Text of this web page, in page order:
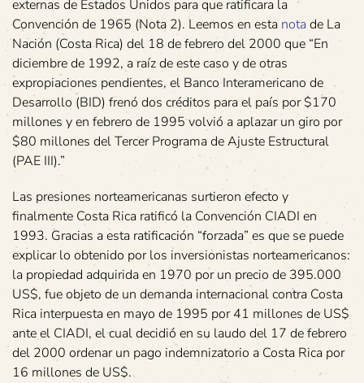
externas de Estados Unidos para que ratificara la
Convención de 1965 (Nota 2). Leemos en esta nota de La
Nación (Costa Rica) del 18 de febrero del 2000 que “En
diciembre de 1992, a raíz de este caso y de otras
expropiaciones pendientes, el Banco Interamericano de
Desarrollo (BID) frenó dos créditos para el país por $170
millones y en febrero de 1995 volvió a aplazar un giro por
$80 millones del Tercer Programa de Ajuste Estructural
(PAE III).”
Las presiones norteamericanas surtieron efecto y
finalmente Costa Rica ratificó la Convención CIADI en
1993. Gracias a esta ratificación “forzada” es que se puede
explicar lo obtenido por los inversionistas norteamericanos:
la propiedad adquirida en 1970 por un precio de 395.000
US$, fue objeto de un demanda internacional contra Costa
Rica interpuesta en mayo de 1995 por 41 millones de US$
ante el CIADI, el cual decidió en su laudo del 17 de febrero
del 2000 ordenar un pago indemnizatorio a Costa Rica por
16 millones de US$.